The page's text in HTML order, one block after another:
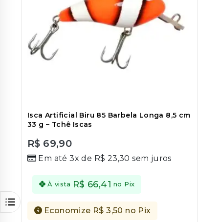
Isca Artificial Biru 85 Barbela Longa 8,5 cm
33 g – Tchê Iscas
out
R$ 69,90
Em até 3x de R$ 23,30 sem juros
À vista R$ 66,41 no Pix
Economize R$3,50 no Pix